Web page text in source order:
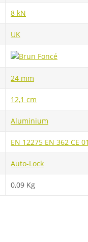
8 kN
UK
24 mm
12,1 cm
Aluminium
EN 12275 EN 362 CE
Auto-Lock
0,09 Kg